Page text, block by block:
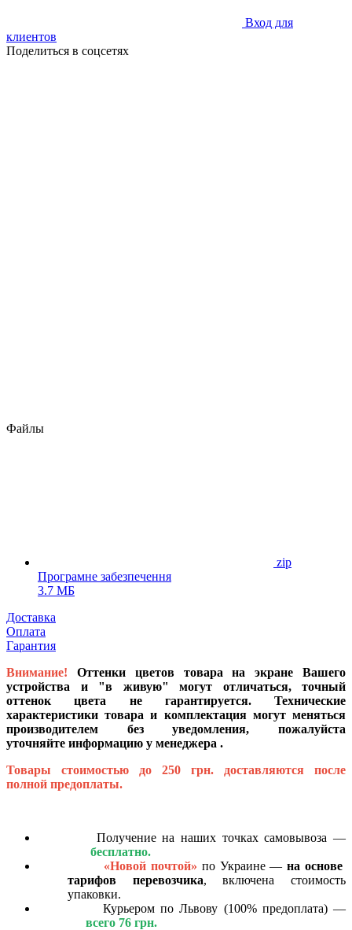
Вход для
клиентов
Поделиться в соцсетях
Файлы
zip
Програмне забезпечення
3.7 МБ
Доставка
Оплата
Гарантия
Внимание!
Оттенки цветов товара на экране Вашего
устройства и "в живую" могут отличаться, точный
оттенок цвета не гарантируется. Технические
характеристики товара и комплектация могут меняться
производителем без уведомления, пожалуйста
уточняйте информацию у менеджера .
Товары стоимостью до 250 грн. доставляются после
полной предоплаты.
Получение на наших точках самовывоза —
бесплатно.
«Новой почтой» по Украине —на основе
тарифов перевозчика, включена стоимость
упаковки.
Курьером по Львову (100% предоплата) —
всего 76 грн.